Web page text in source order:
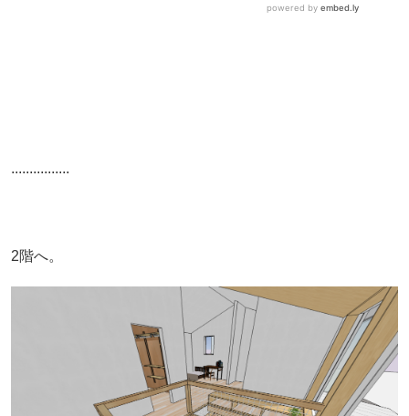
................
2階へ。